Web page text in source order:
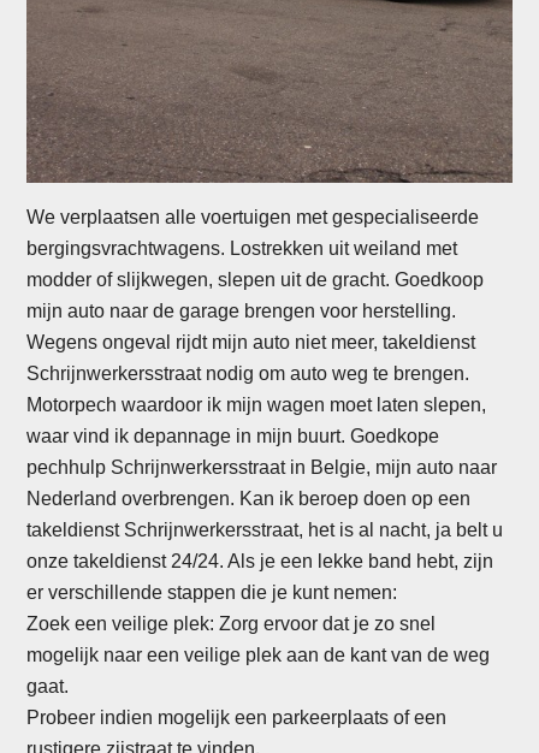
We verplaatsen alle voertuigen met gespecialiseerde
bergingsvrachtwagens. Lostrekken uit weiland met
modder of slijkwegen, slepen uit de gracht. Goedkoop
mijn auto naar de garage brengen voor herstelling.
Wegens ongeval rijdt mijn auto niet meer, takeldienst
Schrijnwerkersstraat nodig om auto weg te brengen.
Motorpech waardoor ik mijn wagen moet laten slepen,
waar vind ik depannage in mijn buurt. Goedkope
pechhulp Schrijnwerkersstraat in Belgie, mijn auto naar
Nederland overbrengen. Kan ik beroep doen op een
takeldienst Schrijnwerkersstraat, het is al nacht, ja belt u
onze takeldienst 24/24. Als je een lekke band hebt, zijn
er verschillende stappen die je kunt nemen:
Zoek een veilige plek: Zorg ervoor dat je zo snel
mogelijk naar een veilige plek aan de kant van de weg
gaat.
Probeer indien mogelijk een parkeerplaats of een
rustigere zijstraat te vinden.